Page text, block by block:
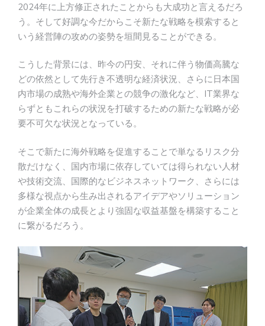
2024年に上方修正されたことからも大成功と言えるだろ
う。そして好調な今だからこそ新たな戦略を模索すると
いう経営陣の攻めの姿勢を垣間見ることができる。
こうした背景には、昨今の円安、それに伴う物価高騰な
どの依然として先行き不透明な経済状況、さらに日本国
内市場の成熟や海外企業との競争の激化など、IT業界な
らずともこれらの状況を打破するための新たな戦略が必
要不可欠な状況となっている。
そこで新たに海外戦略を促進することで単なるリスク分
散だけなく、国内市場に依存していては得られない人材
や技術交流、国際的なビジネスネットワーク、さらには
多様な視点から生み出されるアイデアやソリューション
が企業全体の成長とより強固な収益基盤を構築すること
に繋がるだろう。